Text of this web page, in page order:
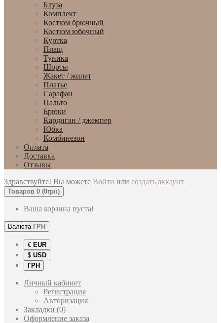
Блуза
Комплект
Костюм брючный
Костюм юбочный
Куртка
Плащ
Туника
Шорты
Жакет / жилет
Платье
Сарафан
Пальто
Брюки
Кардиган / джемпер
Юбка
Комбинезон
Оплата
Доставка
Отзывы
Здравствуйте! Вы можете Войти или создать аккаунт
Товаров 0 (0грн)
Ваша корзина пуста!
Валюта ГРН
€ EUR
$ USD
ГРН
Личный кабинет
Регистрация
Авторизация
Закладки (0)
Оформление заказа